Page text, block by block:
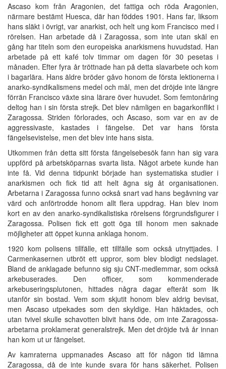
Ascaso kom från Aragonien, det fattiga och röda Aragonien,
närmare bestämt Huesca, där han föddes 1901. Hans far, liksom
hans släkt i övrigt, var anarkist, och helt ung kom Francisco med i
rörelsen. Han arbetade då i Zaragossa, som inte utan skäl en
gång har titeln som den europeiska anarkismens huvudstad. Han
arbetade på ett kafé tolv timmar om dagen för 30 pesetas i
månaden. Efter fyra år tröttnade han på detta slavarbete och kom
i bagarlära. Hans äldre bröder gåvo honom de första lektionerna i
anarko-syndikalismens medel och mål, men det dröjde inte längre
förrän Francisco växte sina lärare över huvudet. Som femtonåring
deltog han i sin första strejk. Det blev nämligen en bagarkonflikt i
Zaragossa. Striden förlorades, och Ascaso, som var en av de
aggressivaste, kastades i fängelse. Det var hans första
fängelsevistelse, men det blev inte hans sista.
Utkommen från detta sitt första fängelsebesök fann han sig vara
uppförd på arbetsköparnas svarta lista. Något arbete kunde han
inte få. Vid denna tidpunkt började han systematiska studier i
anarkismen och fick tid att helt ägna sig åt organisationen.
Arbetarna i Zaragossa funno också snart vad hans begåvning var
värd och anförtrodde honom allt flera uppdrag. Han blev inom
kort en av den anarko-syndikalistiska rörelsens förgrundsfigurer i
Zaragossa. Polisen fick ett gott öga till honom men saknade
möjligheter att öppet kunna anklaga honom.
1920 kom polisens tillfälle, ett tillfälle som också utnyttjades. I
Carmenkasernen utbröt ett uppror, som blev blodigt nedslaget.
Bland de anklagade befunno sig sju CNT-medlemmar, som också
arkebuserades. Den officer, som kommenderade
arkebuseringsplutonen, hittades några dagar efteråt som lik
utanför sin bostad. Vem som skjutit honom blev aldrig bevisat,
men Ascaso utpekades som den skyldige. Han häktades, och
utan tvivel skulle schavotten blivit hans öde, om inte Zaragossa-
arbetarna proklamerat generalstrejk. Men det dröjde två år innan
han kom ut ur fängelset.
Av kamraterna uppmanades Ascaso att för någon tid lämna
Zaragossa, då de inte kunde svara för hans säkerhet. Polisen